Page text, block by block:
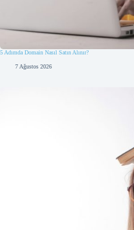
5 Adımda Domain Nasıl Satın Alınır?
7 Ağustos 2026